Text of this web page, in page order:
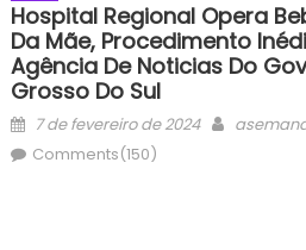
Hospital Regional Opera
Da Mãe, Procedimento
Agência De Noticias Do
Grosso Do Sul
Posted
on
7 de fevereiro de 2024 Author
Comments(150)